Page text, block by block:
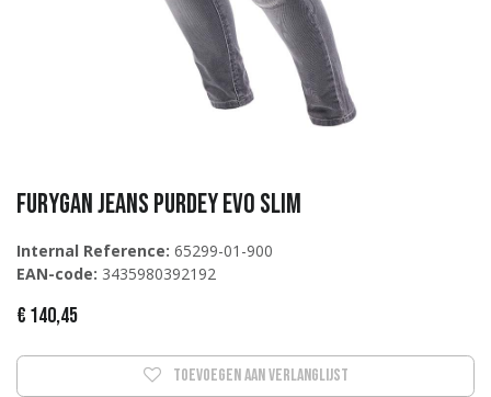
Furygan JEANS PURDEY EVO SLIM
Internal Reference: 65299-01-900
EAN-code: 3435980392192
€ 140,45
Toevoegen aan verlanglijst